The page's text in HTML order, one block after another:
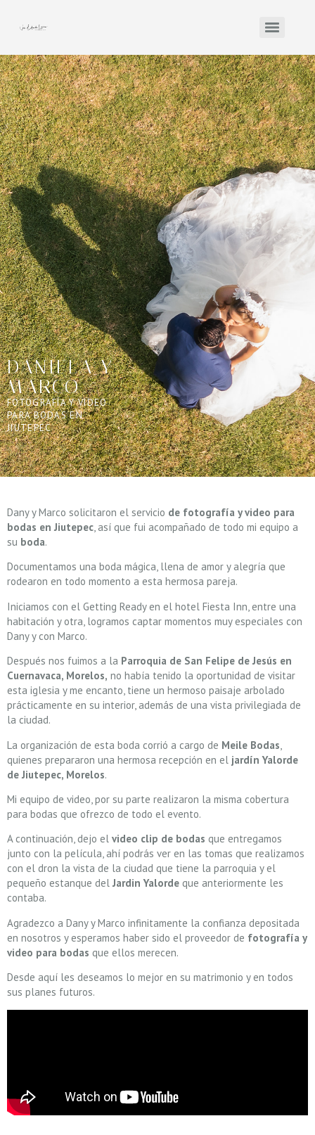
DANIELA Y
MARCO
FOTOGRAFÍA Y VIDEO
PARA BODAS EN
JIUTEPEC
Dany y Marco solicitaron el servicio de fotografía y video para
bodas en Jiutepec, así que fui acompañado de todo mi equipo a
su boda.
Documentamos una boda mágica, llena de amor y alegría que
rodearon en todo momento a esta hermosa pareja.
Iniciamos con el Getting Ready en el hotel Fiesta Inn, entre una
habitación y otra, logramos captar momentos muy especiales con
Dany y con Marco.
Después nos fuimos a la Parroquia de San Felipe de Jesús en
Cuernavaca, Morelos, no había tenido la oportunidad de visitar
esta iglesia y me encanto, tiene un hermoso paisaje arbolado
prácticamente en su interior, además de una vista privilegiada de
la ciudad.
La organización de esta boda corrió a cargo de Meile Bodas
quienes prepararon una hermosa recepción en el jardín Yalorde
de Jiutepec, Morelos.
Mi equipo de video, por su parte realizaron la misma cobertura
para bodas que ofrezco de todo el evento.
A continuación, dejo el video clip de bodas que entregamos
junto con la película, ahí podrás ver en las tomas que realizamos
con el dron la vista de la ciudad que tiene la parroquia y el
pequeño estanque del Jardin Yalorde que anteriormente les
contaba.
Agradezco a Dany y Marco infinitamente la confianza depositada
en nosotros y esperamos haber sido el proveedor de fotografía y
video para bodas que ellos merecen.
Desde aquí les deseamos lo mejor en su matrimonio y en todos
sus planes futuros.